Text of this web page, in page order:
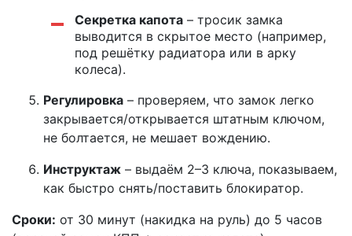
Секретка капота – тросик замка
выводится в скрытое место (например,
под решётку радиатора или в арку
колеса).
Регулировка – проверяем, что замок легко
закрывается/открывается штатным ключом,
не болтается, не мешает вождению.
Инструктаж – выдаём 2–3 ключа, показываем,
как быстро снять/поставить блокиратор.
Сроки: от 30 минут (накидка на руль) до 5 часов